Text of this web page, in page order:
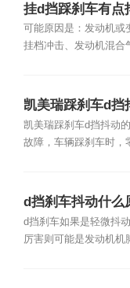
挂d挡踩刹车有点
可能原因是：发动机或
挂档冲击、发动机混合
凯美瑞踩刹车d挡
凯美瑞踩刹车d挡抖动
故障，车辆踩刹车时，
d挡刹车抖动什么
d挡刹车如果是轻微抖
厉害则可能是发动机机